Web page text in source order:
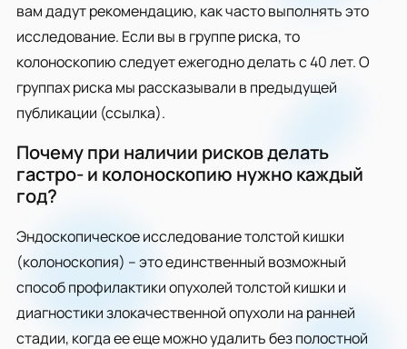
вам дадут рекомендацию, как часто выполнять это
исследование. Если вы в группе риска, то
колоноскопию следует ежегодно делать с 40 лет. О
группах риска мы рассказывали в предыдущей
публикации (ссылка).
Почему при наличии рисков делать
гастро- и колоноскопию нужно каждый
год?
Эндоскопическое исследование толстой кишки
(колоноскопия) – это единственный возможный
способ профилактики опухолей толстой кишки и
диагностики злокачественной опухоли на ранней
стадии, когда ее еще можно удалить без полостной